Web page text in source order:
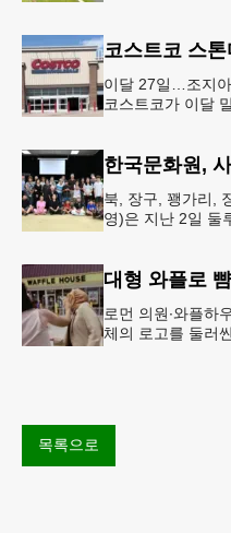
코스트코 스
이달 27일…조지
코스트코가 이달
한국문화원,
북, 장구, 꽹가리,
영)은 지난 2일 둘
대형 와플로
로먼 의원∙와플하
체의 로고를 둘러
목록으로